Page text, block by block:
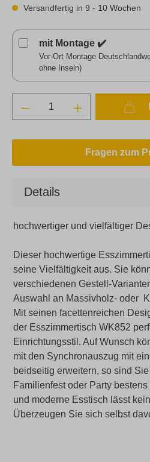
Versandfertig in 9 - 10 Wochen
mit Montage ✔️
Vor-Ort Montage
ohne Inseln)
Fragen zum
Details
hochwertiger und vielfältiger
Dieser hochwertige
seine Vielfältigkeit aus. Sie
verschiedenen Gestell-
Auswahl an Massivholz- oder
Mit seinen facettenreichen
der Esszimmertisch WK852
Einrichtungsstil. Auf Wunsch
mit den Synchronauszug mit
beidseitig erweitern, so sind
Familienfest oder Party
und moderne Esstisch lässt
Überzeugen Sie sich selbst